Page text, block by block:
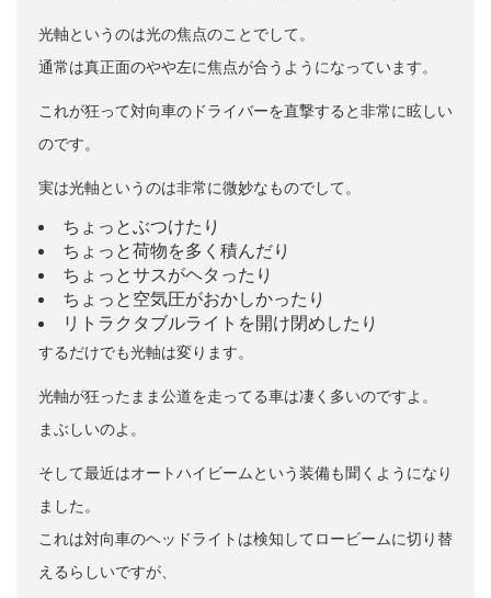
光軸というのは光の焦点のことでして。
通常は真正面のやや左に焦点が合うようになっています。
これが狂って対向車のドライバーを直撃すると非常に眩しい
のです。
実は光軸というのは非常に微妙なものでして。
ちょっとぶつけたり
ちょっと荷物を多く積んだり
ちょっとサスがヘタったり
ちょっと空気圧がおかしかったり
リトラクタブルライトを開け閉めしたり
するだけでも光軸は変ります。
光軸が狂ったまま公道を走ってる車は凄く多いのですよ。
まぶしいのよ。
そして最近はオートハイビームという装備も聞くようになり
ました。
これは対向車のヘッドライトは検知してロービームに切り替
えるらしいですが、